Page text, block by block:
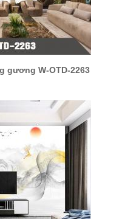
gương W-OTD-2263